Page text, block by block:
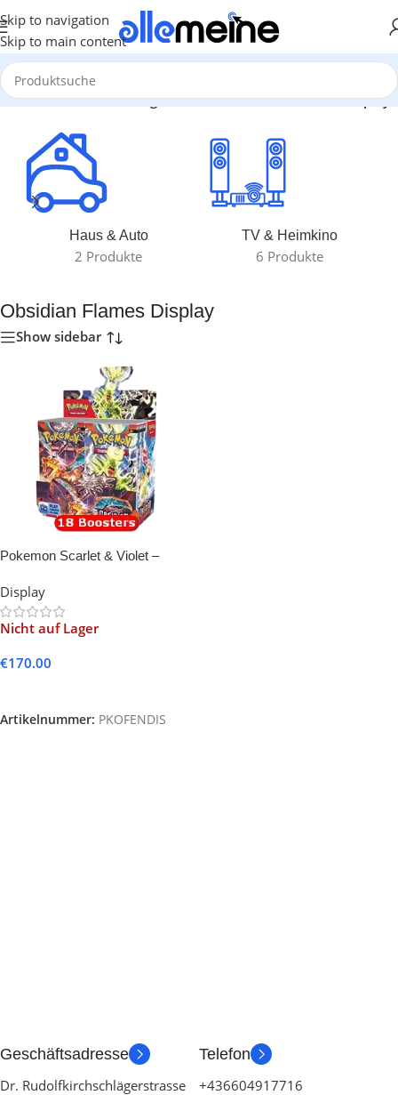
Skip to navigation
Skip to main content
Start/Produkte verschlagwortet mit „Obsidian Flames Display“
Haus & Auto
2 Produkte
TV & Heimkino
6 Produkte
Obsidian Flames Display
Show sidebar
Pokemon Scarlet & Violet –
Sealed
Display
Nicht auf Lager
€170.00
Artikelnummer: PKOFENDIS
Geschäftsadresse
Dr. Rudolfkirchschlägerstrasse
Telefon
+436604917716